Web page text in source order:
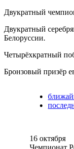
Двукратный
Двукратный
Белоруссии.
Четырёхкратный
Бронзовый призёр
16 октября
Чемпионат